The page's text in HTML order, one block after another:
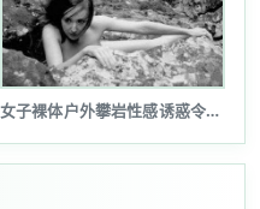
女子裸体户外攀岩性感诱惑令人瞠目(图...